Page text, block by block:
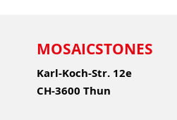
MOSAICSTONES
Karl-Koch-Str. 12e
CH-3600 Thun